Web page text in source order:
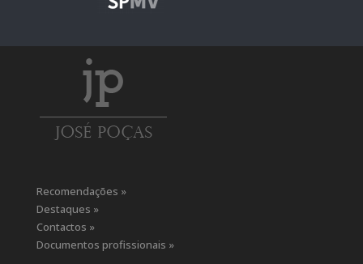
Recomendações »
Destaques »
Contactos »
Documentos profissionais »